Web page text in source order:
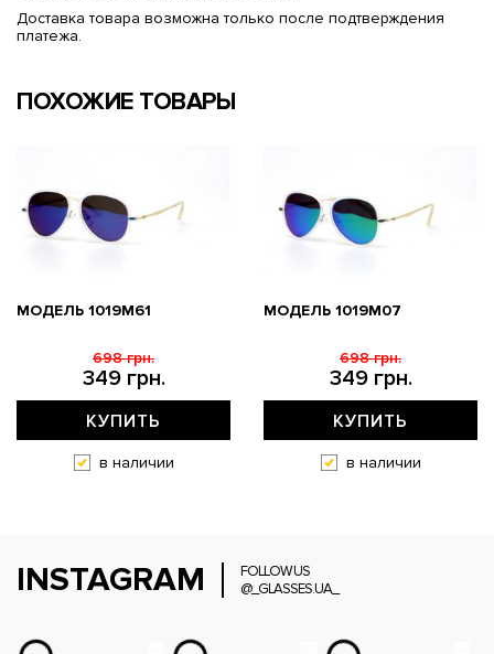
Доставка товара возможна только после подтверждения
платежа.
ПОХОЖИЕ ТОВАРЫ
МОДЕЛЬ 1019M61
349 грн.
698 грн.
КУПИТЬ
в наличии
МОДЕЛЬ 1019M07
349 грн.
698 грн.
КУПИТЬ
в наличии
INSTAGRAM
FOLLOW US
@_GLASSES.UA_